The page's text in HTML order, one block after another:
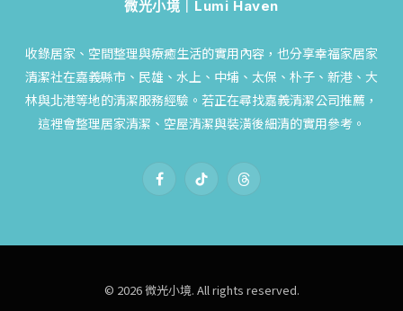
微光小境｜Lumi Haven
收錄居家、空間整理與療癒生活的實用內容，也分享幸福家居家
清潔社在嘉義縣市、民雄、水上、中埔、太保、朴子、新港、大
林與北港等地的清潔服務經驗。若正在尋找嘉義清潔公司推薦，
這裡會整理居家清潔、空屋清潔與裝潢後細清的實用參考。
FacebookTikTokThreads
© 2026 微光小境. All rights reserved.